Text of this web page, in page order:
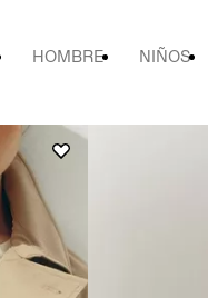
HOMBRE NIÑOS